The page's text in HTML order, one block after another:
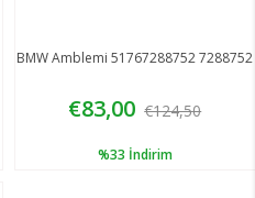
BMW Amblemi 51767288752 7288752
€83,00 €124,50
%33 İndirim